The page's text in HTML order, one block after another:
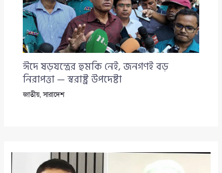
ঈদে ষড়যন্ত্রের হুমকি নেই, জনগণই বড়
নিরাপত্তা — স্বরাষ্ট্র উপদেষ্টা
জাতীয়,সারাদেশ